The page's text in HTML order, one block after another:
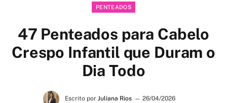
PENTEADOS
47 Penteados para Cabelo
Crespo Infantil que Duram o
Dia Todo
Escrito por Juliana Rios
26/04/2026